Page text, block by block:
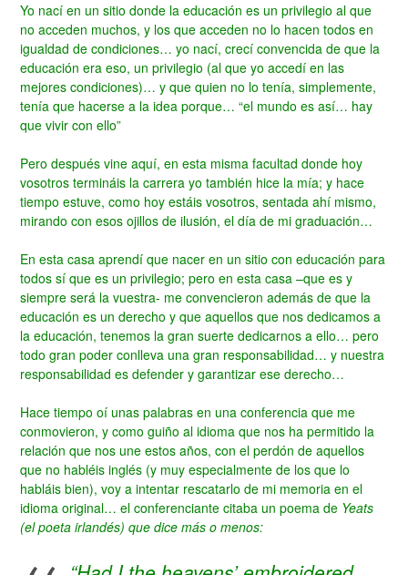
Yo nací en un sitio donde la educación es un privilegio al que
no acceden muchos, y los que acceden no lo hacen todos en
igualdad de condiciones… yo nací, crecí convencida de que la
educación era eso, un privilegio (al que yo accedí en las
mejores condiciones)… y que quien no lo tenía, simplemente,
tenía que hacerse a la idea porque… “el mundo es así… hay
que vivir con ello”
Pero después vine aquí, en esta misma facultad donde hoy
vosotros termináis la carrera yo también hice la mía; y hace
tiempo estuve, como hoy estáis vosotros, sentada ahí mismo,
mirando con esos ojillos de ilusión, el día de mi graduación…
En esta casa aprendí que nacer en un sitio con educación para
todos sí que es un privilegio; pero en esta casa –que es y
siempre será la vuestra- me convencieron además de que la
educación es un derecho y que aquellos que nos dedicamos a
la educación, tenemos la gran suerte dedicarnos a ello… pero
todo gran poder conlleva una gran responsabilidad… y nuestra
responsabilidad es defender y garantizar ese derecho…
Hace tiempo oí unas palabras en una conferencia que me
conmovieron, y como guiño al idioma que nos ha permitido la
relación que nos une estos años, con el perdón de aquellos
que no habléis inglés (y muy especialmente de los que lo
habláis bien), voy a intentar rescatarlo de mi memoria en el
idioma original… el conferenciante citaba un poema de Yeats
(el poeta irlandés) que dice más o menos: